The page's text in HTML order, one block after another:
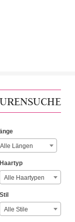
Alle Längen
Haartyp
Alle Haartypen
Stil
Alle Stile